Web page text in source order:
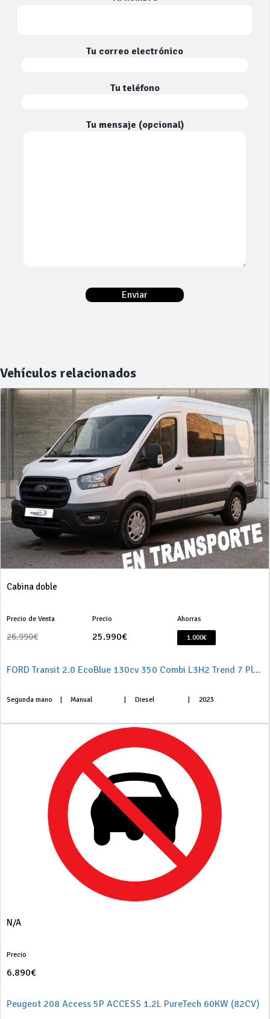
Tu correo electrónico
Tu teléfono
Tu mensaje (opcional)
Vehículos relacionados
Cabina doble
Precio de Venta
26.990€
Precio
25.990€
Ahorras
1.000€
FORD Transit 2.0 EcoBlue 130cv 350 Combi L3H2 Trend 7 Plazas
Segunda mano Manual Diesel 2023
N/A
Precio
6.890€
Peugeot 208 Access 5P ACCESS 1.2L PureTech 60KW (82CV)